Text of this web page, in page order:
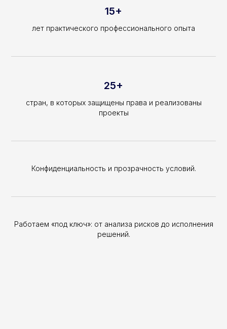
15+
лет практического профессионального опыта
25+
стран, в которых защищены права и реализованы
проекты
Конфиденциальность и прозрачность условий.
Работаем «под ключ»: от анализа рисков до исполнения
решений.
на обработку персональных данных
Новости и практики